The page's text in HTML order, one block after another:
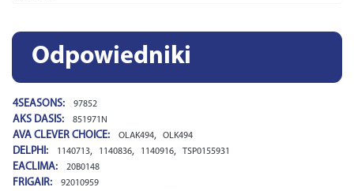
Odpowiedniki
4SEASONS: 97852
AKS DASIS: 851971N
AVA CLEVER CHOICE: OLAK494, OLK494
DELPHI: 1140713, 1140836, 1140916, TSP0155931
EACLIMA: 20B0148
FRIGAIR: 92010959